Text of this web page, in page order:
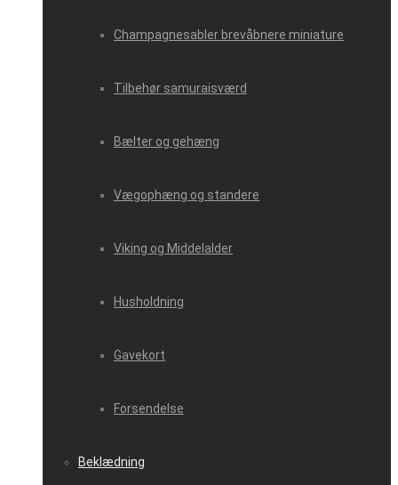
Champagnesabler brevåbnere miniature
Tilbehør samuraisværd
Bælter og gehæng
Vægophæng og standere
Viking og Middelalder
Husholdning
Gavekort
Forsendelse
Beklædning